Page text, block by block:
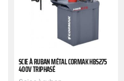
SCIE À RUBAN MÉTAL CORMAK HBS275
400V TRIPHASÉ